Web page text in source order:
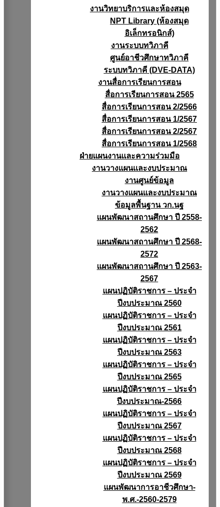
งานวิทยาบริการเเละห้องสมุด
NPT Library (ห้องสมุด
อิเล็กทรอนิกส์)
งานระบบทวิภาคี
ศูนย์อาชีวศึกษาทวิภาคี
ระบบทวิภาคี (DVE-DATA)
งานสื่อการเรียนการสอน
สื่อการเรียนการสอน 2565
สื่อการเรียนการสอน 2/2566
สื่อการเรียนการสอน 1/2567
สื่อการเรียนการสอน 2/2567
สื่อการเรียนการสอน 1/2568
ฝ่ายแผนงานเเละความร่วมมือ
งานวางแผนเเละงบประมาณ
งานศูนย์ข้อมูล
งานวางแผนและงบประมาณ
ข้อมูลพื้นฐาน วก.นฐ
แผนพัฒนาสถานศึกษา ปี 2558-
2562
แผนพัฒนาสถานศึกษา ปี 2568-
2572
แผนพัฒนาสถานศึกษา ปี 2563-
2567
แผนปฏิบัติราชการ – ประจำ
ปีงบประมาณ 2560
แผนปฏิบัติราชการ – ประจำ
ปีงบประมาณ 2561
แผนปฏิบัติราชการ – ประจำ
ปีงบประมาณ 2563
แผนปฏิบัติราชการ – ประจำ
ปีงบประมาณ 2565
แผนปฏิบัติราชการ – ประจำ
ปีงบประมาณ-2566
แผนปฏิบัติราชการ – ประจำ
ปีงบประมาณ 2567
แผนปฏิบัติราชการ – ประจำ
ปีงบประมาณ 2568
แผนปฏิบัติราชการ – ประจำ
ปีงบประมาณ 2569
แผนพัฒนาการอาชีวศึกษา-
พ.ศ.-2560-2579